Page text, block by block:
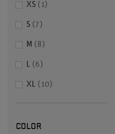
XS 1
S 7
M 8
L 6
XL 10
COLOR